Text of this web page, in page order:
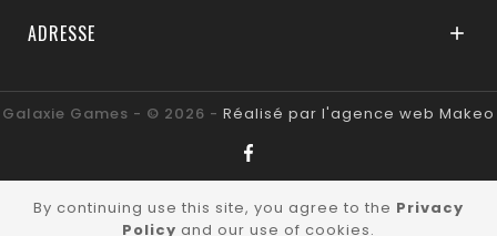
ADRESSE 
Galaxie Games - © 2026 - Réalisé par l'agence web Makeo
By continuing use this site, you agree to the Privacy
Policy and our use of cookies.